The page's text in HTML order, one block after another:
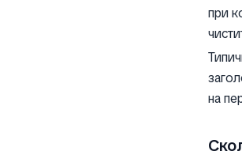
при
на